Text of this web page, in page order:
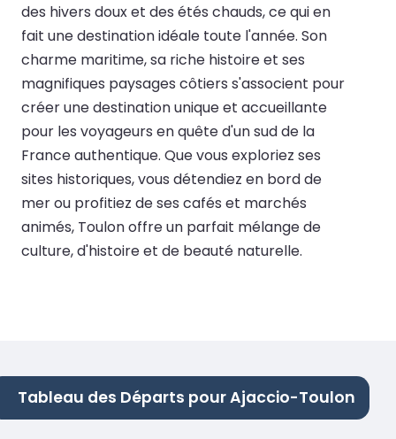
des hivers doux et des étés chauds, ce qui en
fait une destination idéale toute l'année. Son
charme maritime, sa riche histoire et ses
magnifiques paysages côtiers s'associent pour
créer une destination unique et accueillante
pour les voyageurs en quête d'un sud de la
France authentique. Que vous exploriez ses
sites historiques, vous détendiez en bord de
mer ou profitiez de ses cafés et marchés
animés, Toulon offre un parfait mélange de
culture, d'histoire et de beauté naturelle.
Tableau des Départs pour Ajaccio-Toulon